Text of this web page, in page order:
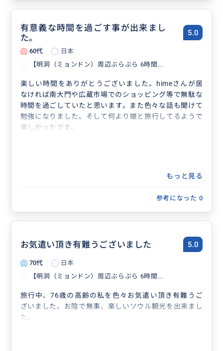
有意義な時間を過ごす事が出来まし
た。
5.0
60代
日本
【明洞（ミョンドン）周辺ぶらぶら 6時間...
楽しい時間をありがとうございました。himeさんが居
なければ南大門や広蔵市場でのショッピング等で無駄な
時間を過ごしていたと思います。また色々な話も聞けて
勉強になりました。そして何より娘と旅行してるようで
楽しかったです。
もっと見る
参考になった 0
お気遣い頂き有難うございました 5.0
70代
日本
【明洞（ミョンドン）周辺ぶらぶら 6時間...
旅行中、76歳の高齢の私を色々お気遣い頂き有難うご
ざいました。お陰で無事、楽しいソウル観光を出来まし
た。